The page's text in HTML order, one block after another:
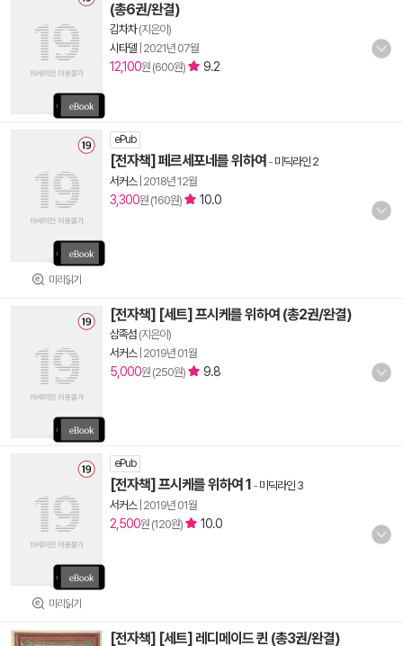
(총6권/완결)
김차차(지은이)
시타델 2021년 07월
12,100원 (600원) 9.2
미리읽기
ePub
[전자책] 페르세포네를 위하여 - 미딕라인 2
서커스| 2018년 12월
3,300원 (160원) 10.0
[전자책] [세트] 프시케를 위하여 (총2권/완결)
삼족섬 (지은이)
서커스| 2019년 01월
5,000원 (250원) 9.8
미리읽기
ePub
[전자책] 프시케를 위하여 1 - 미딕라인 3
서커스| 2019년 01월
2,500원 (120원) 10.0
[전자책] [세트] 레디메이드 퀸 (총3권/완결)